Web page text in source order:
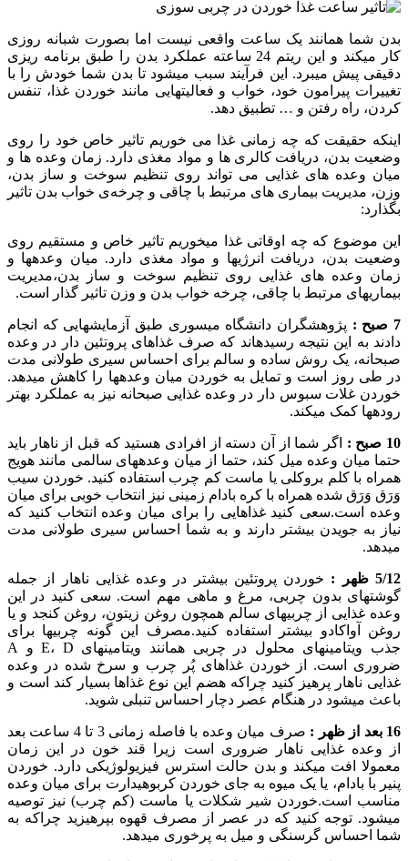
بدن شما همانند یک ساعت واقعی نیست اما بصورت شبانه روزی
کار می‏کند و این ریتم 24 ساعته عملکرد بدن را طبق برنامه ریزی
دقیقی پیش می‏برد. این فرآیند سبب می‏شود تا بدن شما خودش را با
تغییرات پیرامون خود، خواب و فعالیت‏هایی مانند خوردن غذا، تنفس
کردن، راه رفتن و … تطبیق دهد.
اینکه حقیقت که چه زمانی غذا می ‌خوریم تاثیر خاص خود را روی
وضعیت بدن، دریافت کالری‌ ها و مواد مغذی دارد. زمان وعده ‌ها و
میان ‌وعد‌ه‌ های غذایی می ‌تواند روی تنظیم سوخت ‌و ساز بدن،
وزن، مدیریت بیماری‌ های مرتبط با چاقی و چرخه‌‌ی خواب بدن تاثیر
بگذارد:
این موضوع که چه اوقاتی غذا می‏خوریم تاثیر خاص و مستقیم روی
وضعیت بدن، دریافت انرژی‏ها و مواد مغذی دارد. میان وعده‏ها و
زمان وعده های غذایی روی تنظیم سوخت و ساز بدن،مدیریت
بیماری‏های مرتبط با چاقی، چرخه خواب بدن و وزن تاثیر گذار است.
7 صبح :
پژوهشگران دانشگاه میسوری طبق آزمایش‏هایی که انجام
دادند به این نتیجه رسیده‏اند که صرف غذاهای پروتئین دار در وعده
صبحانه، یک روش ساده و سالم برای احساس سیری طولانی مدت
در طی روز است و تمایل به خوردن میان وعده‏ها را کاهش می‏دهد.
خوردن غلات سبوس دار در وعده غذایی صبحانه نیز به عملکرد بهتر
روده‏ها کمک می‏کند.
10 صبح :
اگر شما از آن دسته از افرادی هستید که قبل از ناهار باید
حتما میان وعده میل کند، حتما از میان وعده‏های سالمی مانند هویج
همراه با کلم بروکلی یا ماست کم چرب استفاده کنید. خوردن سیب
وَرَق وَرَق شده همراه با کره بادام زمینی نیز انتخاب خوبی برای میان
وعده است.سعی کنید غذاهایی را برای میان وعده انتخاب کنید که
نیاز به جویدن بیشتر دارند و به شما احساس سیری طولانی مدت
می‏دهد.
5/12 ظهر :
خوردن پروتئین بیشتر در وعده غذایی ناهار از جمله
گوشت‏های بدون چربی، مرغ و ماهی مهم است. سعی کنید در این
وعده غذایی از چربی‏های سالم همچون روغن زیتون، روغن کنجد و یا
روغن آواکادو بیشتر استفاده کنید.مصرف این گونه چربی‏ها برای
جذب ویتامین‏های محلول در چربی همانند ویتامین‏های E، D و A
ضروری است. از خوردن غذاهای پُر چرب و سرخ شده در وعده
غذایی ناهار پرهیز کنید چراکه هضم این نوع غذاها بسیار کند است و
باعث می‏شود در هنگام عصر دچار احساس تنبلی شوید.
16 بعد از ظهر :
صرف میان وعده با فاصله زمانی 3 تا 4 ساعت بعد
از وعده غذایی ناهار ضروری است زیرا قند خون در این زمان
معمولا افت می‏کند و بدن حالت استرس فیزیولوژیکی دارد. خوردن
پنیر با بادام، یا یک میوه به جای خوردن کربوهیدارت برای میان وعده
مناسب است.خوردن شیر شکلات یا ماست (کم چرب) نیز توصیه
می‏شود. توجه کنید که در عصر از مصرف قهوه بپرهیزید چراکه به
شما احساس گرسنگی و میل به پرخوری می‏دهد.